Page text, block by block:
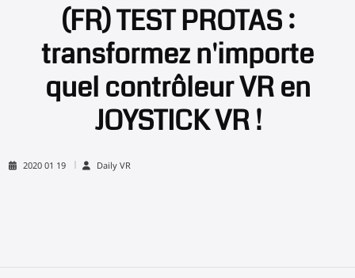
(FR) TEST PROTAS :
transformez n'importe
quel contrôleur VR en
JOYSTICK VR !
2020 01 19 Daily VR